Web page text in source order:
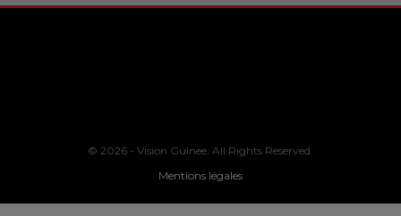
© 2026 - Vision Guinee. All Rights Reserved.
Mentions légales